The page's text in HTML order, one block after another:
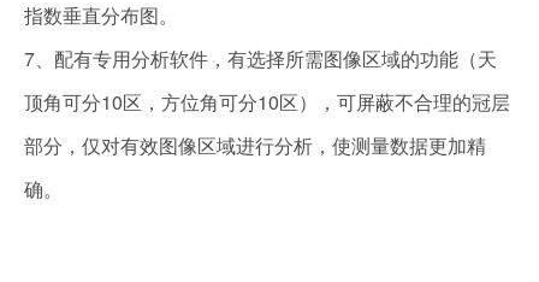
指数垂直分布图。
7、配有专用分析软件，有选择所需图像区域的功能（天
顶角可分10区，方位角可分10区），可屏蔽不合理的冠层
部分，仅对有效图像区域进行分析，使测量数据更加精
确。